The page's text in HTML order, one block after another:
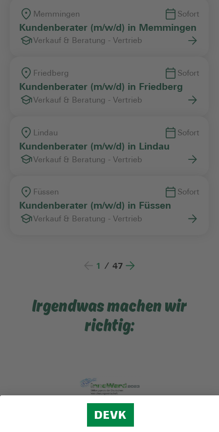
Memmingen Sofort
Kundenberater (m/w/d) in Memmingen
Verkauf & Beratung - Vertrieb
Friedberg Sofort
Kundenberater (m/w/d) in Friedberg
Verkauf & Beratung - Vertrieb
Lindau Sofort
Kundenberater (m/w/d) in Lindau
Verkauf & Beratung - Vertrieb
Füssen Sofort
Kundenberater (m/w/d) in Füssen
Verkauf & Beratung - Vertrieb
1 / 47
Irgendwas machen wir
richtig: